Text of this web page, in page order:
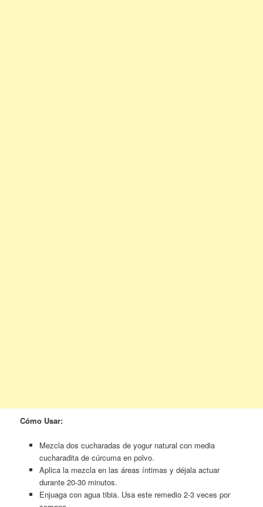
Cómo Usar:
Mezcla dos cucharadas de yogur natural con media
cucharadita de cúrcuma en polvo.
Aplica la mezcla en las áreas íntimas y déjala actuar
durante 20-30 minutos.
Enjuaga con agua tibia. Usa este remedio 2-3 veces por